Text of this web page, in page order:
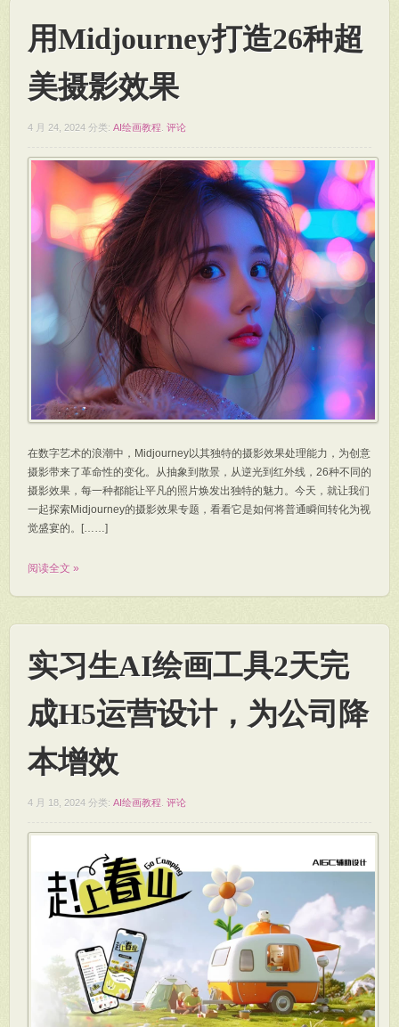
用Midjourney打造26种超
美摄影效果
4 月 24, 2024 分类: AI绘画教程 评论
在数字艺术的浪潮中，Midjourney以其独特的摄影效果处理能力，为创意
摄影带来了革命性的变化。从抽象到散景，从逆光到红外线，26种不同的
摄影效果，每一种都能让平凡的照片焕发出独特的魅力。今天，就让我们
一起探索Midjourney的摄影效果专题，看看它是如何将普通瞬间转化为视
觉盛宴的。[……]
阅读全文 »
实习生AI绘画工具2天完
成H5运营设计，为公司降
本增效
4 月 18, 2024 分类: AI绘画教程 评论